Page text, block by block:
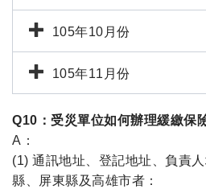
105年10月份
105年11月份
Q10：受災單位如何辦理緩繳保
A：
(1) 通訊地址、登記地址、負責
縣、屏東縣及高雄市者：